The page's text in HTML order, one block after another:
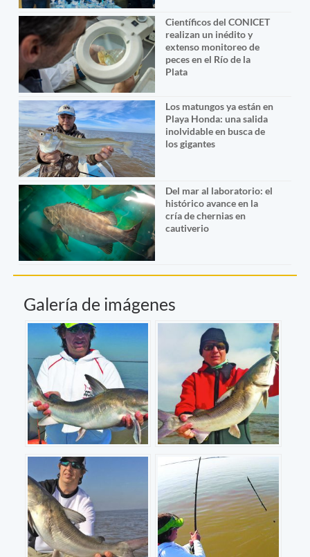
Científicos del CONICET
realizan un inédito y
extenso monitoreo de
peces en el Río de la
Plata
Los matungos ya están en
Playa Honda: una salida
inolvidable en busca de
los gigantes
Del mar al laboratorio: el
histórico avance en la
cría de chernias en
cautiverio
Galería de imágenes